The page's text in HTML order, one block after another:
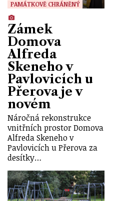
PAMÁTKOVĚ CHRÁNĚNÝ
Zámek
Domova
Alfreda
Skeneho v
Pavlovicích u
Přerova je v
novém
Náročná rekonstrukce
vnitřních prostor Domova
Alfreda Skeneho v
Pavlovicích u Přerova za
desítky…